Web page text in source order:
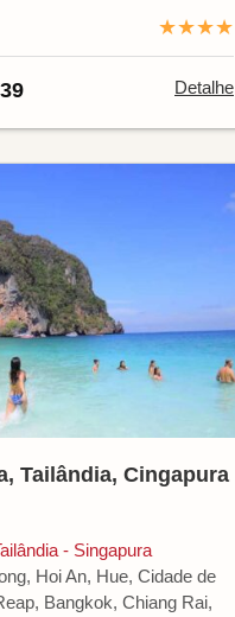
★★★★
Detalhe
Tailândia, Cingapura
- Singapura
Hoi An, Hue, Cidade de
Bangkok, Chiang Rai,